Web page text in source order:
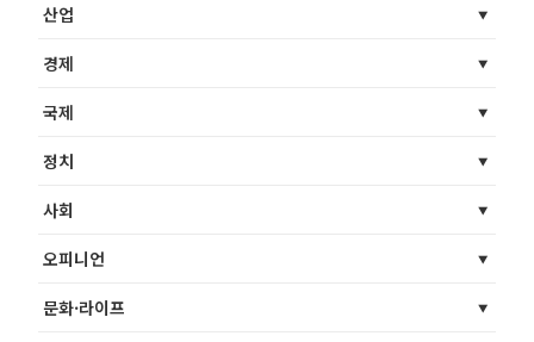
산업
경제
국제
정치
사회
오피니언
문화·라이프